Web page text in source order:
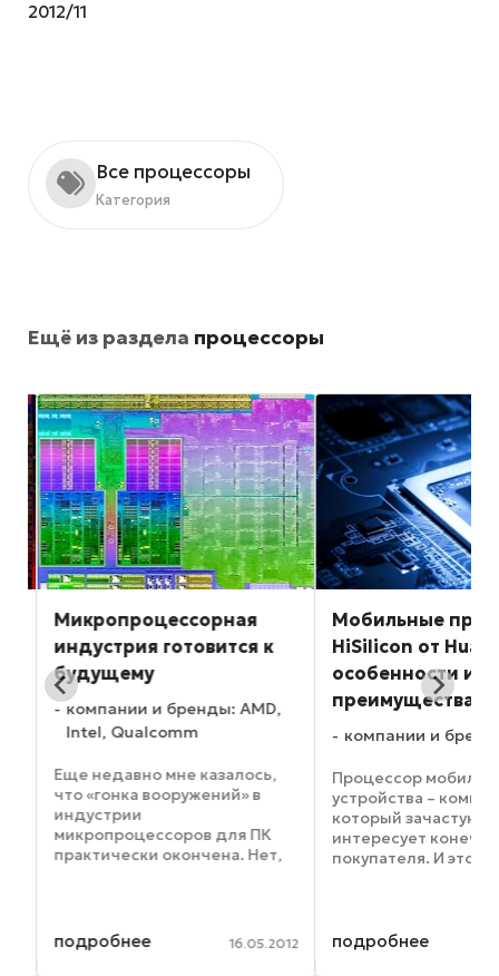
2012/11
Все процессоры
Категория
Ещё из раздела процессоры
Микропроцессорная
индустрия готовится к
будущему
компании и бренды: AMD,
Intel, Qualcomm
Еще недавно мне казалось,
что «гонка вооружений» в
индустрии
микропроцессоров для ПК
практически окончена. Нет,
более мощные, более
мобильные, более
подробнее 16.05.2012
Мобильные
HiSilicon от
особенности и
преимущества
компании и
Процессор
устройства –
который зачастую
интересует
покупателя. И это
его характеристики
подробнее